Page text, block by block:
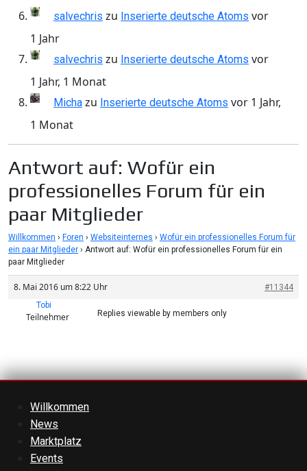
salvechris zu Inserierte deutsche Atoms vor
1 Jahr
salvechris zu Inserierte deutsche Atoms vor
1 Jahr, 1 Monat
Micha zu Inserierte deutsche Atoms vor 1 Jahr,
1 Monat
Antwort auf: Wofür ein
professionelles Forum für ein
paar Mitglieder
Willkommen › Foren › Websiteinternes › Wofür ein professionelles Forum für
ein paar Mitglieder › Antwort auf: Wofür ein professionelles Forum für ein
paar Mitglieder
8. Mai 2016 um 8:22 Uhr
#11344
Tobi
Teilnehmer Replies viewable by members only
Willkommen
News
Marktplatz
Events